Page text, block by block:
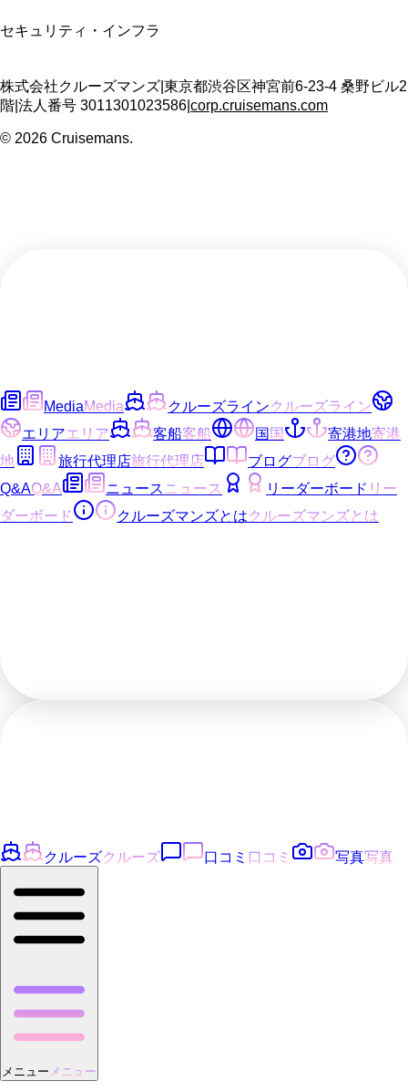
セキュリティ・インフラ
株式会社クルーズマンズ 東京都渋谷区神宮前6-23-4 桑野ビル2
階 法人番号 3011301023586 corp.cruisemans.com
© 2026 Cruisemans.
MediaMedia クルーズラインクルーズライン
エリアエリア 客船客船 国国 寄港地寄港
地
旅行代理店旅行代理店 ブログブログ
Q&AQ&A ニュース ニュース リーダーボード リー
ダーボード
クルーズマンズとはクルーズマンズとは
クルーズクルーズ 口コミ 口コミ 写真写真
メニュー メニュー